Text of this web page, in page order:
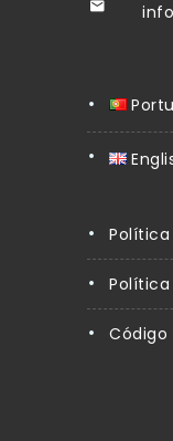
Política
Política
Código